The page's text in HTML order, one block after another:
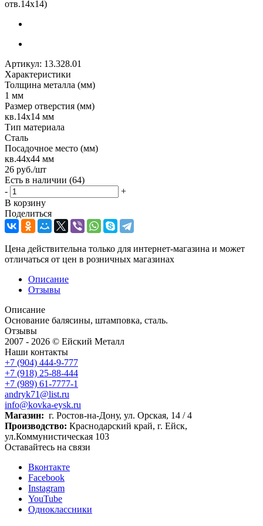
отв.14х14)
Артикул: 13.328.01
Характеристики
Толщина металла (мм)
1 мм
Размер отверстия (мм)
кв.14х14 мм
Тип материала
Сталь
Посадочное место (мм)
кв.44х44 мм
26 руб./шт
Есть в наличии (64)
-
+
В корзину
Поделиться
Цена действительна только для интернет-магазина и может
отличаться от цен в розничных магазинах
Описание
Отзывы
Описание
Основание балясины, штамповка, сталь.
Отзывы
2007 - 2026 © Ейский Металл
Наши контакты
+7 (904) 444-9-777
+7 (918) 25-88-444
+7 (989) 61-7777-1
andryk71@list.ru
info@kovka-eysk.ru
Магазин: г. Ростов-на-Дону, ул. Орская, 14 / 4
Производство: Краснодарский край, г. Ейск,
ул.Коммунистическая 103
Оставайтесь на связи
Вконтакте
Facebook
Instagram
YouTube
Одноклассники